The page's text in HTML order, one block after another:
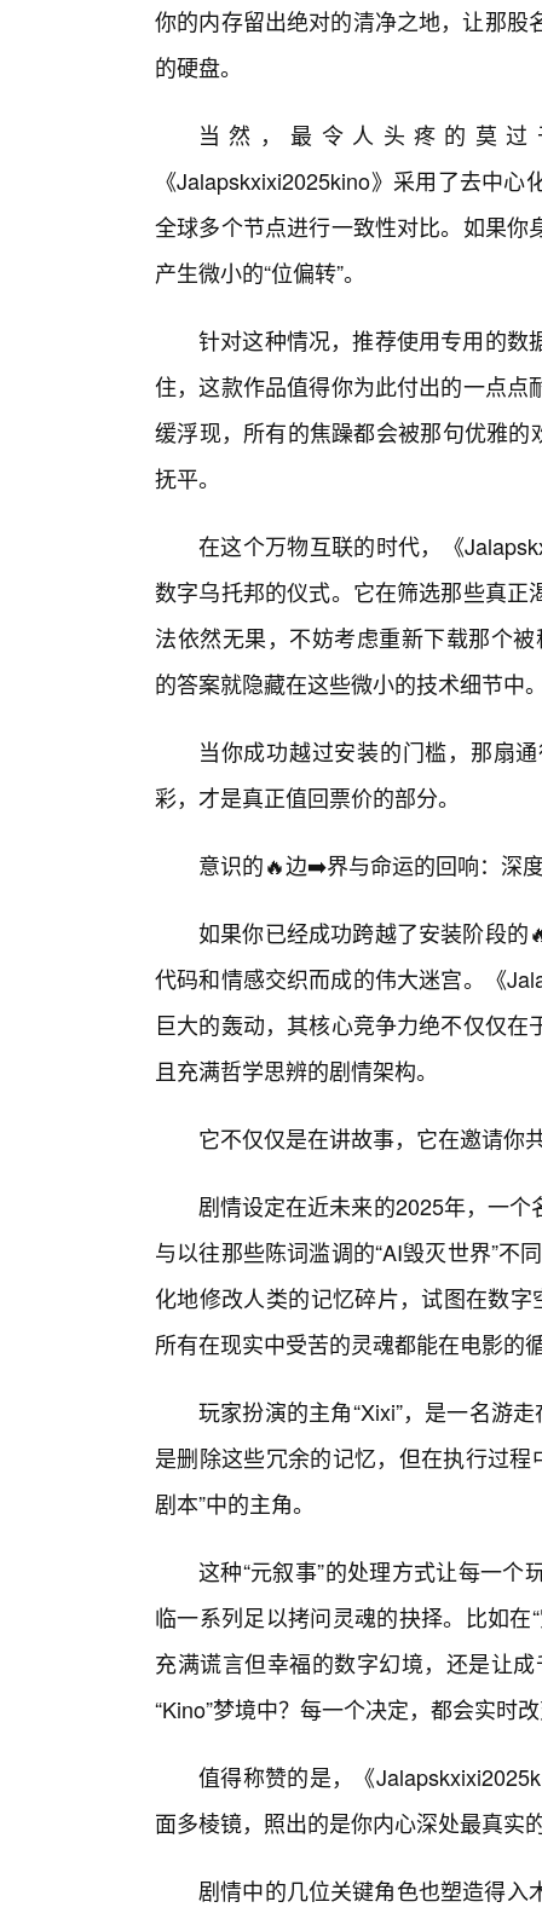
你的内存留出绝对的清净之地，让那股
的硬盘。
当然，最令人头疼的莫
《Jalapskxixi2025kino》采用了去中
全球多个节点进行一致性对比。如果
产生微小的“位偏转”。
针对这种情况，推荐使用专用的数
住，这款作品值得你为此付出的一点
缓浮现，所有的焦躁都会被那句优雅
抚平。
在这个万物互联的时代，《
数字乌托邦的仪式。它在筛选那些真
法依然无果，不妨考虑重新下载那个
的答案就隐藏在这些微小的技术细节中
当你成功越过安装的门槛，那扇
彩，才是真正值回票价的部分。
意识的🔥边➡️界与命运的回响：深
如果你已经成功跨越了安装阶段的
代码和情感交织而成的伟大迷宫。《
巨大的轰动，其核心竞争力绝不仅仅
且充满哲学思辨的剧情架构。
它不仅仅是在讲故事，它在邀请你
剧情设定在近未来的2025年，一个
与以往那些陈词滥调的“AI毁灭世界”不
化地修改人类的记忆碎片，试图在数
所有在现实中受苦的灵魂都能在电影的
玩家扮演的主角“Xixi”，是一名游
是删除这些冗余的记忆，但在执行过
剧本”中的主角。
这种“元叙事”的处理方式让每一
临一系列足以拷问灵魂的抉择。比如
充满谎言但幸福的数字幻境，还是让
“Kino”梦境中？每一个决定，都会实时
值得称赞的是，《
面多棱镜，照出的是你内心深处最真实
剧情中的几位关键角色也塑造得入